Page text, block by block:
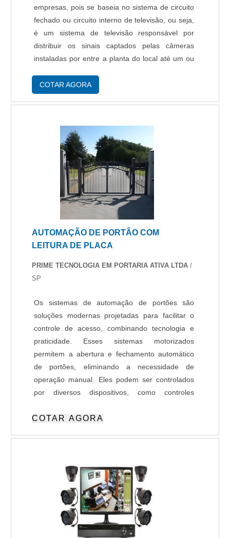
empresas, pois se baseia no sistema de circuito
fechado ou circuito interno de televisão, ou seja,
é um sistema de televisão responsável por
distribuir os sinais captados pelas câmeras
instaladas por entre a planta do local até um ou
VANTAGENS DO SISTEMA Com o uso da
COTAR AGORA
AUTOMAÇÃO DE PORTÃO COM
LEITURA DE PLACA
PRIME TECNOLOGIA EM PORTARIA ATIVA LTDA /
SP
Os sistemas de automação de portões são
soluções modernas projetadas para facilitar o
controle de acesso, combinando tecnologia e
praticidade. Esses sistemas motorizados
permitem a abertura e fechamento automático
de portões, eliminando a necessidade de
operação manual. Eles podem ser controlados
por diversos dispositivos, como controles
amplamente utilizados em residências,
acesso, permitindo que o portão reconheça
veículos automaticamente ao se aproximarem,
oferecendo maior agilidade e segurança,
especialmente em locais de grande fluxo, como
estacionamentos e condomínios. Já os sistemas
de automação com PLR (Leitura de Placas de
COTAR AGORA